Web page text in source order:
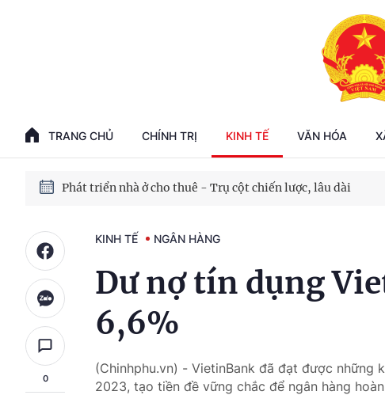
TRANG CHỦ CHÍNH TRỊ KINH TẾ VĂN HÓA
Phát triển kinh tế nhà nước trong kỷ nguyên mới
Chiến dịch 500 ngày đêm tìm kiếm, quy tập và xác định danh tính hài cốt liệt sĩ
Bảo vệ nền tảng tư tưởng của Đảng trong kỷ nguyên phát triển mới
Phát triển nhà ở cho thuê - Trụ cột chiến lược, lâu dài
0
KINH TẾ NGÂN HÀNG
Dư nợ tín dụng
6,6%
(Chinhphu.vn) - VietinBank đã đạt được
2023, tạo tiền đề vững chắc để ngân hàng